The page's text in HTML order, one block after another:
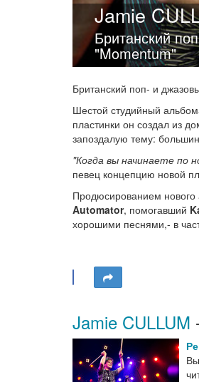
Jamie
Британский
"Momentum"
Британский поп- и
Шестой студийный
пластинки он создал из
запоздалую тему:
"Когда вы начинаете по
певец концепцию новой
Продюсированием
Automator, помогавший
хорошими песнями,- в
Jamie CULLUM